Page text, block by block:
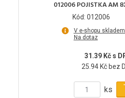
012006 POJISTKA AM
Kód: 012006
V e-shopu
Na dotaz
31.39 Kč s
25.94 Kč bez
ks